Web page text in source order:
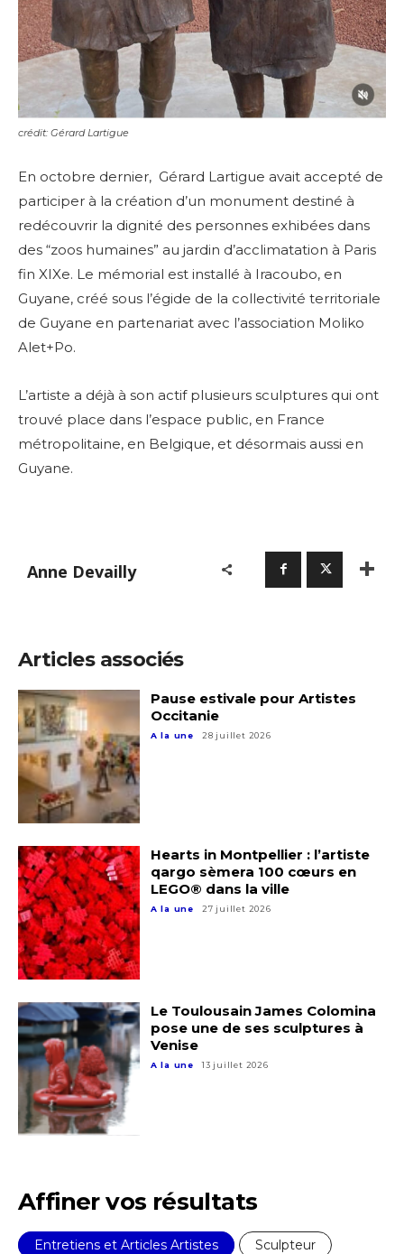
Adresse email*
Nom
Prénom
Statut / Organisation
J'accepte lestermes et conditions
* Champ obligatoire
Adresse email*
Prénom
Statut / Organisation
* Champ obligatoire
crédit: Gérard Lartigue
En octobre dernier, Gérard Lartigue avait accepté de
participer à la création d’un monument destiné à
redécouvrir la dignité des personnes exhibées dans
des “zoos humaines” au jardin d’acclimatation à Paris
fin XIXe. Le mémorial est installé à Iracoubo, en
Guyane, créé sous l’égide de la collectivité territoriale
de Guyane en partenariat avec l’association Moliko
Alet+Po.
L’artiste a déjà à son actif plusieurs sculptures qui ont
trouvé place dans l’espace public, en France
métropolitaine, en Belgique, et désormais aussi en
Guyane.
Anne Devailly
Articles associés
Pause estivale pour Artistes
Occitanie
A la une 28 juillet 2026
Hearts in Montpellier : l’artiste
qargo sèmera 100 cœurs en
LEGO® dans la ville
A la une 27 juillet 2026
Le Toulousain James Colomina
pose une de ses sculptures à
Venise
A la une 13 juillet 2026
Affiner vos résultats
Entretiens et Articles Artistes
Sculpteur